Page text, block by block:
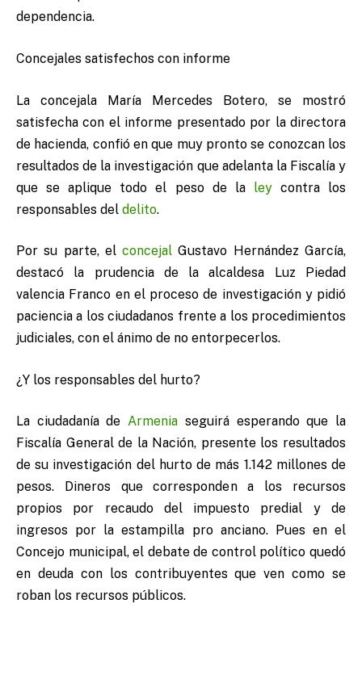
dependencia.
Concejales satisfechos con informe
La concejala María Mercedes Botero, se mostró
satisfecha con el informe presentado por la directora
de hacienda, confió en que muy pronto se conozcan los
resultados de la investigación que adelanta la Fiscalía y
que se aplique todo el peso de la leycontra los
responsables del delito.
Por su parte, elconcejal Gustavo Hernández García,
destacó la prudencia de la alcaldesa Luz Piedad
valencia Franco en el proceso de investigación y pidió
paciencia a los ciudadanos frente a los procedimientos
judiciales, con el ánimo de no entorpecerlos.
¿Y los responsables del hurto?
La ciudadanía deArmenia seguirá esperando que la
Fiscalía General de la Nación, presente los resultados
de su investigación del hurto de más 1.142 millones de
pesos. Dineros que corresponden a los recursos
propios por recaudo del impuesto predial y de
ingresos por la estampilla pro anciano. Pues en el
Concejo municipal, el debate de control político quedó
en deuda con los contribuyentes que ven como se
roban los recursos públicos.